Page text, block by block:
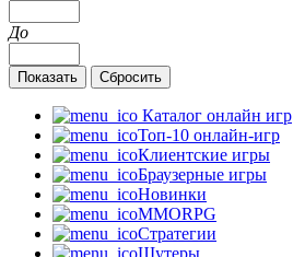
До
Каталог онлайн игр
Топ-10 онлайн-игр
Клиентские игры
Браузерные игры
Новинки
MMORPG
Стратегии
Шутеры